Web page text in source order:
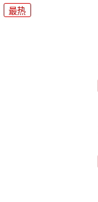
最热